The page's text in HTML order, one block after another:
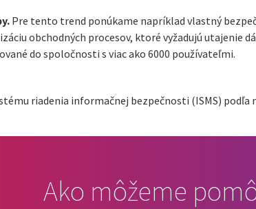
Pre tento trend ponúkame napríklad vlastný
obchodných procesov, ktoré vyžadujú utajenie
do spoločnosti s viac ako 6000 používateľmi.
riadenia informačnej bezpečnosti (ISMS) podľa
Ako môžeme